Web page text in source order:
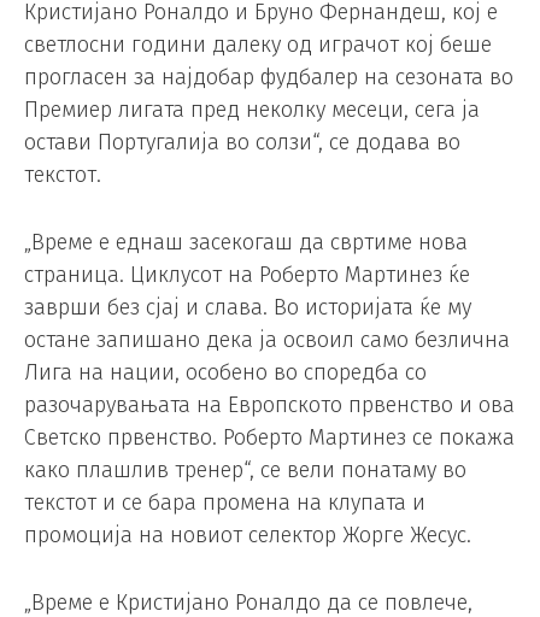
Кристијано Роналдо и Бруно Фернандеш, кој е
светлосни години далеку од играчот кој беше
прогласен за најдобар фудбалер на сезоната во
Премиер лигата пред неколку месеци, сега ја
остави Португалија во солзи“, се додава во
текстот.
„Време е еднаш засекогаш да свртиме нова
страница. Циклусот на Роберто Мартинез ќе
заврши без сјај и слава. Во историјата ќе му
остане запишано дека ја освоил само безлична
Лига на нации, особено во споредба со
разочарувањата на Европското првенство и ова
Светско првенство. Роберто Мартинез се покажа
како плашлив тренер“, се вели понатаму во
текстот и се бара промена на клупата и
промоција на новиот селектор Жорге Жесус.
„Време е Кристијано Роналдо да се повлече,